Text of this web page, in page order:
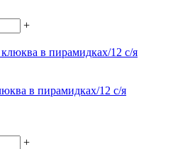
+
в пирамидках/12 с/я
+